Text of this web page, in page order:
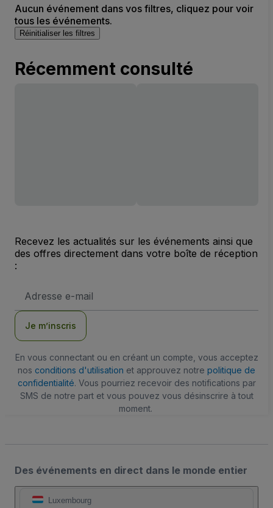
Aucun événement dans vos filtres, cliquez pour voir
tous les événements.
Réinitialiser les filtres
Récemment consulté
Recevez les actualités sur les événements ainsi que
des offres directement dans votre boîte de réception
:
e-
Je m’inscris
En vous connectant ou en créant un compte, vous acceptez
nos conditions d'utilisation et approuvez notre politique de
confidentialité. Vous pourriez recevoir des notifications par
SMS de notre part et vous pouvez vous désinscrire à tout
moment.
Des événements en direct dans le monde entier
Luxembourg